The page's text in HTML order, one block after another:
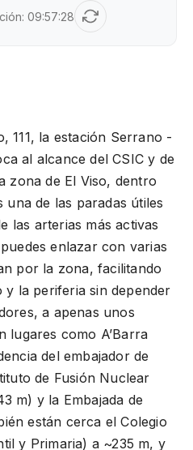
09:57:28
111, la estación Serrano -
al alcance del CSIC y de
zona de El Viso, dentro
una de las paradas útiles
las arterias más activas
enlazar con varias
por la zona, facilitando
la periferia sin depender
a apenas unos
lugares como A’Barra
del embajador de
de Fusión Nuclear
m) y la Embajada de
están cerca el Colegio
y Primaria) a ~235 m, y